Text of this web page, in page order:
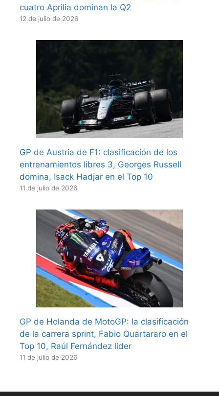
cuatro Aprilia dominan la Q2
12 de julio de 2026
GP de Austria de F1: clasificación de los
entrenamientos libres 3, Georges Russell
domina, Isack Hadjar en el Top 10
11 de julio de 2026
GP de Holanda de MotoGP: la clasificación
de la carrera sprint, Fabio Quartararo en el
Top 10, Raúl Fernández líder
11 de julio de 2026